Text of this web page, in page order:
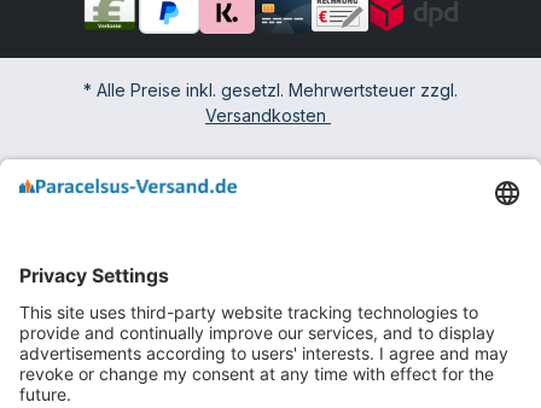
* Alle Preise inkl. gesetzl. Mehrwertsteuer zzgl.
Versandkosten
Datenschutzerklärung